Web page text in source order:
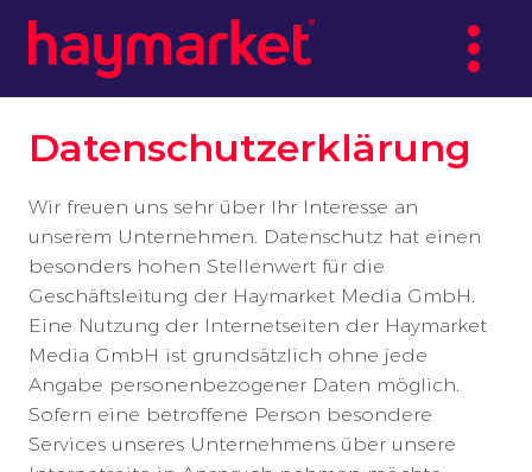
Datenschutzerklärung
Wir freuen uns sehr über Ihr Interesse an
unserem Unternehmen. Datenschutz hat einen
besonders hohen Stellenwert für die
Geschäftsleitung der Haymarket Media GmbH.
Eine Nutzung der Internetseiten der Haymarket
Media GmbH ist grundsätzlich ohne jede
Angabe personenbezogener Daten möglich.
Sofern eine betroffene Person besondere
Services unseres Unternehmens über unsere